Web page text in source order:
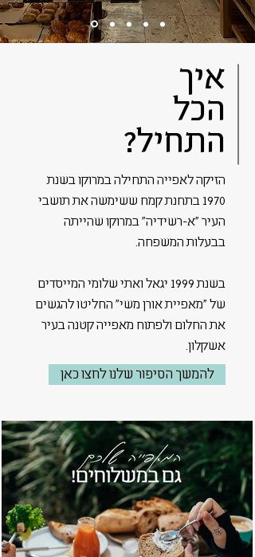
איך
הכל
התחיל?
הזיקה לאפייה התחילה במרוקו בשנת
1970 בתחנת קמח ששימשה את תושבי
העיר ״א-רשידיה״ במרוקו שהייתה
בבעלות המשפחה.
בשנת 1999 יגאל ואתי שלומי המייסדים
של ״מאפיית אורן משי״ החליטו להגשים
את החלום ולפתוח מאפייה קטנה בעיר
אשקלון.
להמשך הסיפור שלנו לחצו כאן